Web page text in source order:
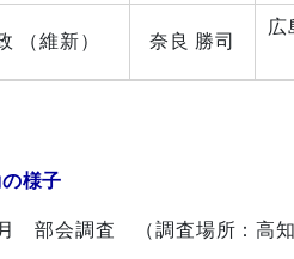
（維新） 奈良 勝司
広
様子
部会調査 （調査場所：高知